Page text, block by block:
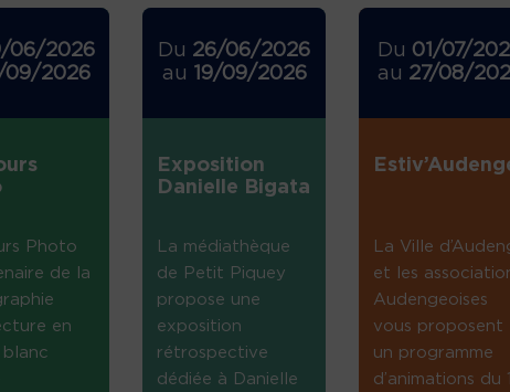
06/2026
09/2026
Photo
de la
en
blanc
Du 26/06/2026
au 19/09/2026
Exposition
Danielle Bigata
La médiathèque
de Petit Piquey
propose une
exposition
rétrospective
dédiée à Danielle
Du 01/07/
au 27/08/
La Ville
et les
Audengeoises
vous proposent
un programme
d’animations du